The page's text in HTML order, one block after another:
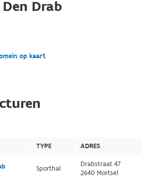
Drab
op kaart
TYPE ADRES
Sporthal
Drabstraat 47
2640 Mortsel